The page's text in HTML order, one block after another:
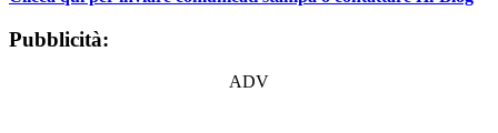
Pubblicità:
ADV